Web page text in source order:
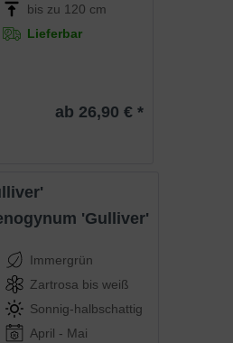
bis zu 120 cm
Lieferbar
ab 26,90 € *
'Gulliver'
Immergrün
Zartrosa bis weiß
Sonnig-halbschattig
April - Mai